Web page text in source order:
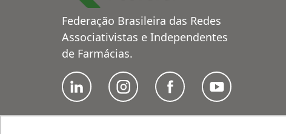
Federação Brasileira das Redes
Associativistas e Independentes
de Farmácias.